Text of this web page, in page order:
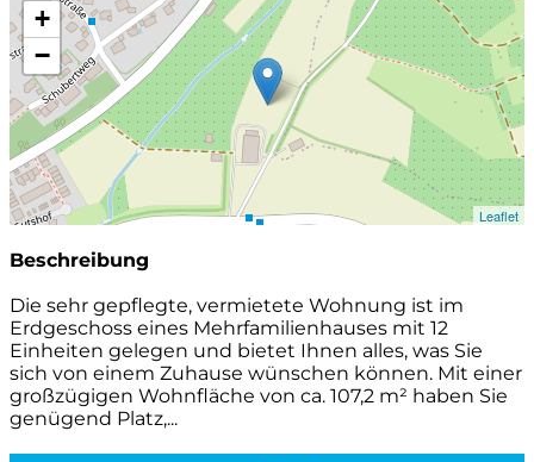
+
−
Leaflet
Beschreibung
Die sehr gepflegte, vermietete Wohnung ist im
Erdgeschoss eines Mehrfamilienhauses mit 12
Einheiten gelegen und bietet Ihnen alles, was Sie
sich von einem Zuhause wünschen können. Mit einer
großzügigen Wohnfläche von ca. 107,2 m² haben Sie
genügend Platz,...